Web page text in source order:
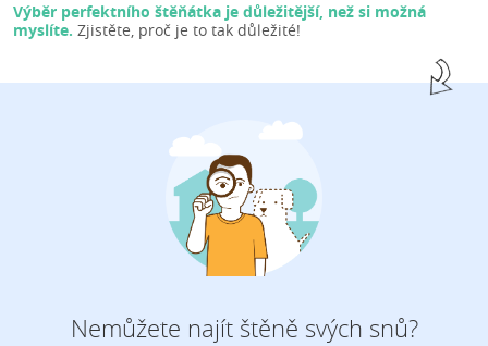
Výběr perfektního štěňátka je důležitější, než si možná
myslíte. Zjistěte, proč je to tak důležité!
Nemůžete najít štěně svých snů?